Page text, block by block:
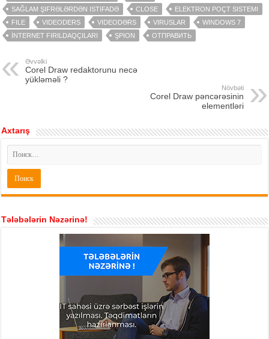
SAĞLAM ŞIFRƏLƏRDƏN ISTIFADƏ CLOSE
ELEKTRON POÇT SISTEMI
FILE
VIDEODERS VIDEODƏRS VIRUSLAR
WINDOWS 7
İNTERNET FIRILDAQÇILARI
ŞPION ОТПРАВИТЬ
Əvvəlki
Corel Draw redaktorunu necə
yükləməli ?
Növbəti
Corel Draw pəncərəsinin
elementləri
Axtarış
Tələbələrin Nəzərinə!